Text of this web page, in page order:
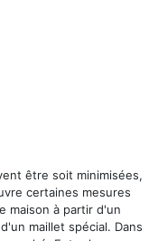
être soit minimisées,
certaines mesures
maison à partir d'un
maillet spécial. Dans